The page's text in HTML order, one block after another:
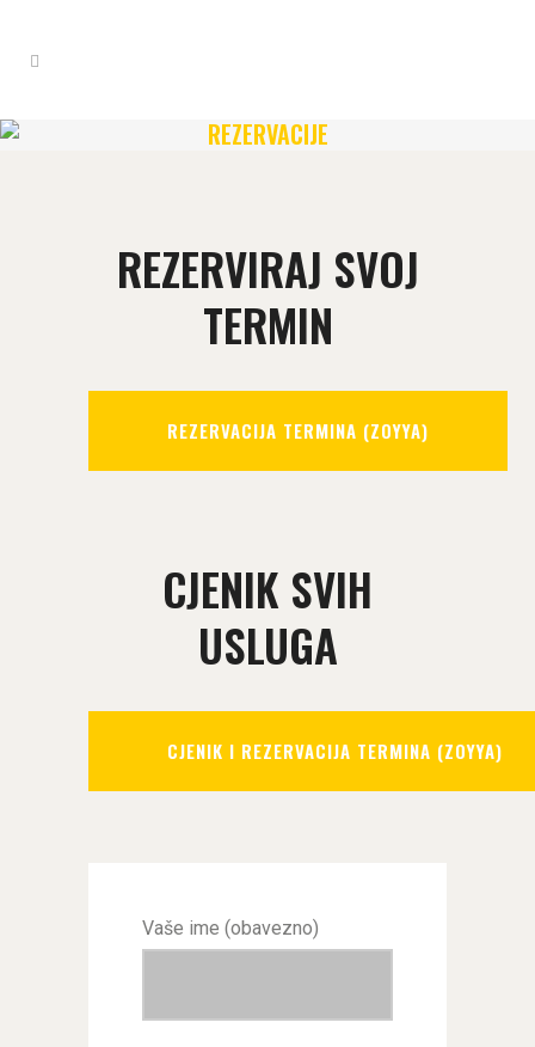
REZERVACIJE
REZERVIRAJ SVOJ
TERMIN
REZERVACIJA TERMINA (ZOYYA)
CJENIK SVIH
USLUGA
CJENIK I REZERVACIJA TERMINA (ZOYYA)
Vaše ime (obavezno)